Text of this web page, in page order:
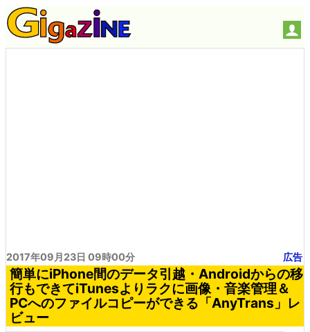
2017年09月23日 09時00分 広告
簡単にiPhone間のデータ引越・Androidからの移
行もできてiTunesよりラクに画像・音楽管理＆
PCへのファイルコピーができる「AnyTrans」レ
ビュー